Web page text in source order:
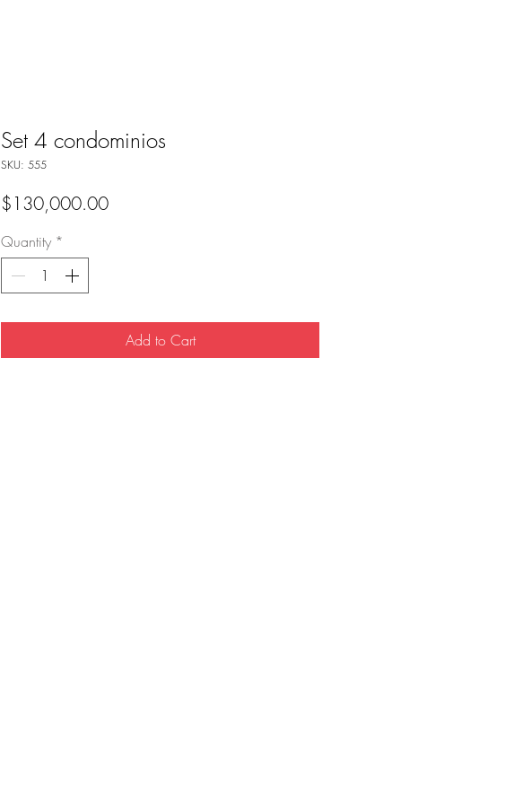
Set 4 condominios
SKU: 555
$130,000.00Price
Quantity *
Add to Cart